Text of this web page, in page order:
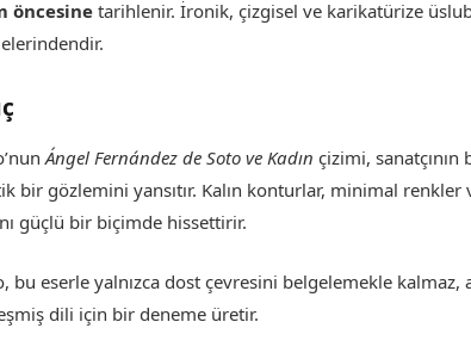
öncesine tarihlenir. İronik, çizgisel ve karikatürize
Ángel Fernández de Soto ve Kadın çizimi,
bir gözlemini yansıtır. Kalın konturlar, minimal renkler
güçlü bir biçimde hissettirir.
bu eserle yalnızca dost çevresini belgelemekle kalmaz,
dili için bir deneme üretir.